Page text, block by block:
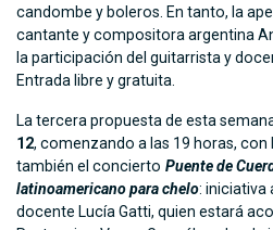
candombe y boleros. En tanto, la
cantante y compositora argentina
la participación del guitarrista y
Entrada libre y gratuita.
La tercera propuesta de esta
12, comenzando a las 19 horas,
también el concierto Puente de
latinoamericano para chelo: iniciativa
docente Lucía Gatti, quien estará